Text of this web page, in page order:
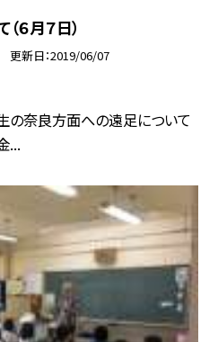
６月７日）
更新日 2019/06/07
の奈良方面への遠足について
...